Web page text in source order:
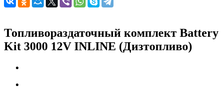
Топливораздаточный комплект Battery
Kit 3000 12V INLINE (Дизтопливо)